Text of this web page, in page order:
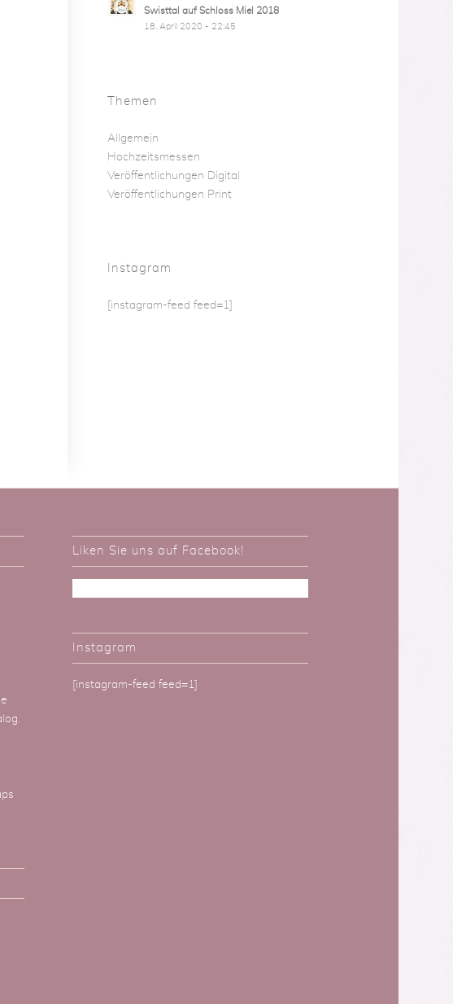
Swisttal auf Schloss Miel 2018
18. April 2020 - 22:45
Themen
Allgemein
Hochzeitsmessen
Veröffentlichungen Digital
Veröffentlichungen Print
Instagram
[instagram-feed feed=1]
.
Liken Sie uns auf Facebook!
Instagram
[instagram-feed feed=1]